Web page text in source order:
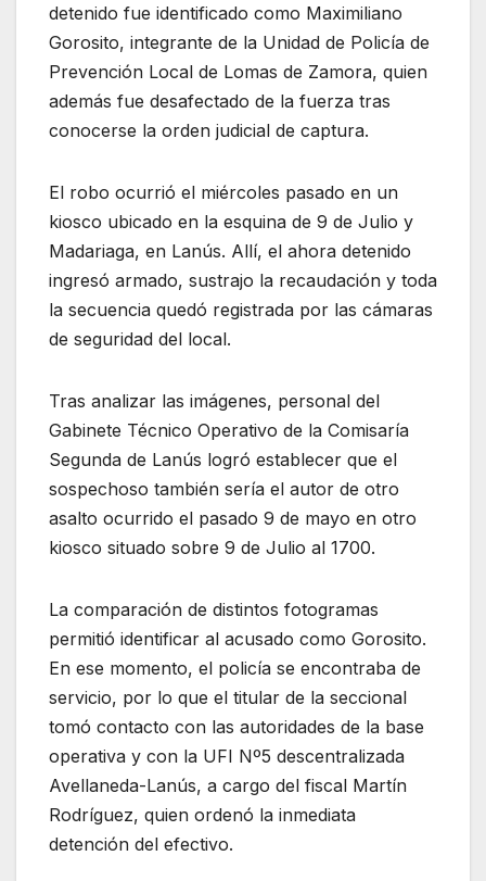
detenido fue identificado como Maximiliano
Gorosito, integrante de la Unidad de Policía de
Prevención Local de Lomas de Zamora, quien
además fue desafectado de la fuerza tras
conocerse la orden judicial de captura.
El robo ocurrió el miércoles pasado en un
kiosco ubicado en la esquina de 9 de Julio y
Madariaga, en Lanús. Allí, el ahora detenido
ingresó armado, sustrajo la recaudación y toda
la secuencia quedó registrada por las cámaras
de seguridad del local.
Tras analizar las imágenes, personal del
Gabinete Técnico Operativo de la Comisaría
Segunda de Lanús logró establecer que el
sospechoso también sería el autor de otro
asalto ocurrido el pasado 9 de mayo en otro
kiosco situado sobre 9 de Julio al 1700.
La comparación de distintos fotogramas
permitió identificar al acusado como Gorosito.
En ese momento, el policía se encontraba de
servicio, por lo que el titular de la seccional
tomó contacto con las autoridades de la base
operativa y con la UFI Nº5 descentralizada
Avellaneda-Lanús, a cargo del fiscal Martín
Rodríguez, quien ordenó la inmediata
detención del efectivo.